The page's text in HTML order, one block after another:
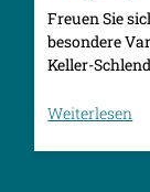
Freuen Sie
besondere
Keller-
Weiterlesen